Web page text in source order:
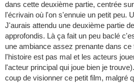
dans cette deuxième partie, centrée
l'écrivain où l'on s'ennuie un petit peu.
J'aurais attendu une deuxième partie
approfondis. Là ça fait un peu baclé
une ambiance assez prenante dans
l'histoire est pas mal et les acteurs
l'acteur principal qui joue bien je
coup de visionner ce petit film, malgré